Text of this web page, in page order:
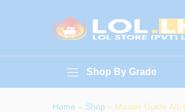
Shop By Grade
Home » Shop » Master Guide A/L
About Book